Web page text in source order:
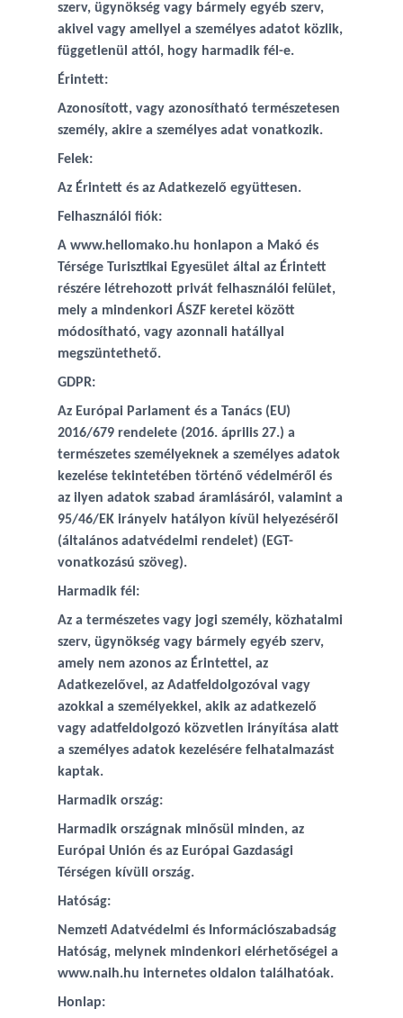
szerv, ügynökség vagy bármely egyéb szerv,
akivel vagy amellyel a személyes adatot közlik,
függetlenül attól, hogy harmadik fél-e.
Érintett:
Azonosított, vagy azonosítható természetesen
személy, akire a személyes adat vonatkozik.
Felek:
Az Érintett és az Adatkezelő együttesen.
Felhasználói fiók:
A www.hellomako.hu honlapon a Makó és
Térsége Turisztikai Egyesület által az Érintett
részére létrehozott privát felhasználói felület,
mely a mindenkori ÁSZF keretei között
módosítható, vagy azonnali hatállyal
megszüntethető.
GDPR:
Az Európai Parlament és a Tanács (EU)
2016/679 rendelete (2016. április 27.) a
természetes személyeknek a személyes adatok
kezelése tekintetében történő védelméről és
az ilyen adatok szabad áramlásáról, valamint a
95/46/EK irányelv hatályon kívül helyezéséről
(általános adatvédelmi rendelet) (EGT-
vonatkozású szöveg).
Harmadik fél:
Az a természetes vagy jogi személy, közhatalmi
szerv, ügynökség vagy bármely egyéb szerv,
amely nem azonos az Érintettel, az
Adatkezelővel, az Adatfeldolgozóval vagy
azokkal a személyekkel, akik az adatkezelő
vagy adatfeldolgozó közvetlen irányítása alatt
a személyes adatok kezelésére felhatalmazást
kaptak.
Harmadik ország:
Harmadik országnak minősül minden, az
Európai Unión és az Európai Gazdasági
Térségen kívüli ország.
Hatóság:
Nemzeti Adatvédelmi és Információszabadság
Hatóság, melynek mindenkori elérhetőségei a
www.naih.hu internetes oldalon találhatóak.
Honlap: